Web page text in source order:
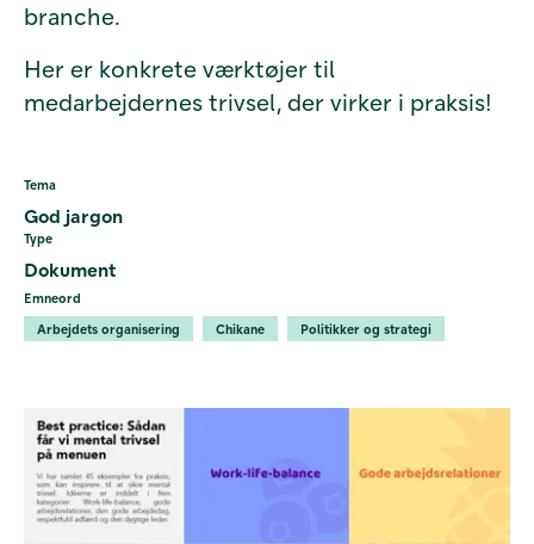
branche.
Her er konkrete værktøjer til
medarbejdernes trivsel, der virker i praksis!
Tema
God jargon
Type
Dokument
Emneord
Arbejdets organisering
Chikane Politikker og strategi